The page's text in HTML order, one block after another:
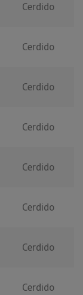
Cerdido
Cerdido
Cerdido
Cerdido
Cerdido
Cerdido
Cerdido
Cerdido